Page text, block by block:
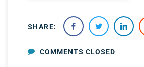
SHARE:
COMMENTS CLOSED